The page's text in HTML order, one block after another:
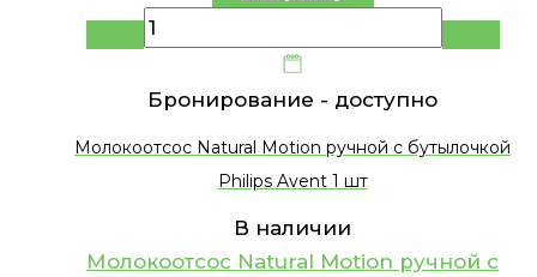
Бронирование - доступно
Молокоотсос Natural Motion ручной с бутылочкой
Philips Avent 1 шт
В наличии
Молокоотсос Natural Motion ручной с